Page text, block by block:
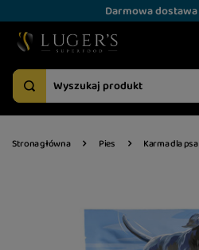
Darmowa dostawa
Strona główna Pies Karma dla psa